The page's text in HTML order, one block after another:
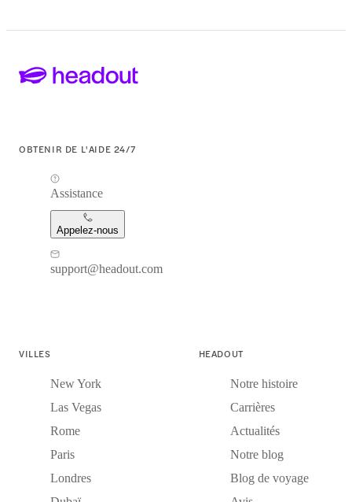
OBTENIR DE L'AIDE 24/7
Assistance
Appelez-nous
support@headout.com
VILLES
New York
Las Vegas
Rome
Paris
Londres
HEADOUT
Notre histoire
Carrières
Actualités
Notre blog
Blog de voyage